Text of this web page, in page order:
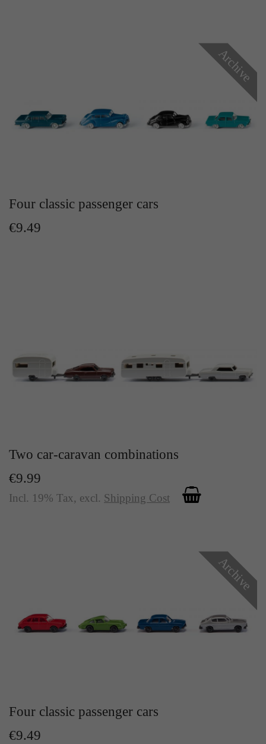
Archive
Four classic passenger cars
€9.49
Two car-caravan combinations
€9.99
Incl. 19% Tax, excl. Shipping Cost
Archive
Four classic passenger cars
€9.49